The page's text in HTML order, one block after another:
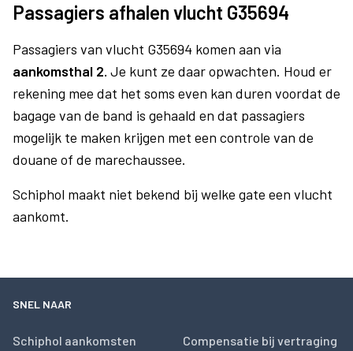
Passagiers afhalen vlucht G35694
Passagiers van vlucht G35694 komen aan via
aankomsthal 2. Je kunt ze daar opwachten. Houd er
rekening mee dat het soms even kan duren voordat de
bagage van de band is gehaald en dat passagiers
mogelijk te maken krijgen met een controle van de
douane of de marechaussee.
Schiphol maakt niet bekend bij welke gate een vlucht
aankomt.
SNEL NAAR
Schiphol aankomsten
Compensatie bij vertraging